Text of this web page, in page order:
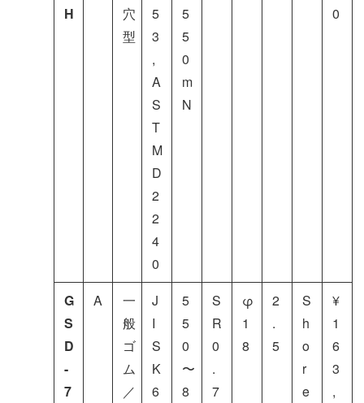
H
穴
型
5
3
,
A
S
T
M
D
2
2
4
0
5
5
0
m
N
0
G
S
D
-
7
A
一
般
ゴ
ム
／
J
I
S
K
6
5
5
0
〜
8
S
R
0
.
7
φ
1
8
2
.
5
S
h
o
r
e
¥
1
6
3
,